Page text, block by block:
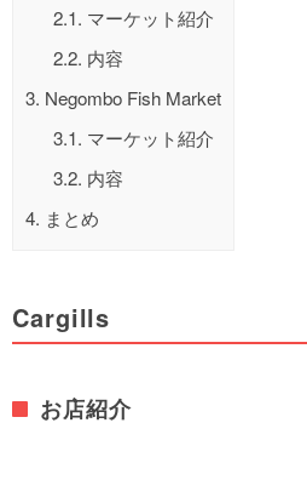
2.1. マーケット紹介
2.2. 内容
3. Negombo Fish Market
3.1. マーケット紹介
3.2. 内容
4. まとめ
Cargills
お店紹介